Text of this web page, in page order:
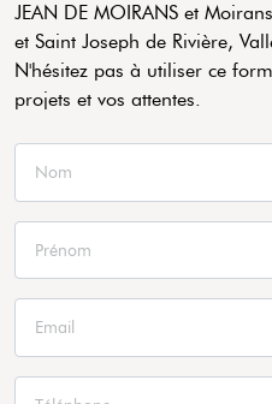
JEAN DE MOIRANS et
et Saint Joseph de Rivière,
N'hésitez pas à utiliser ce
projets et vos attentes.